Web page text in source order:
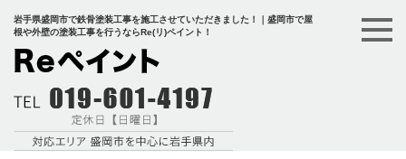
岩手県盛岡市で鉄骨塗装工事を施工させていただきました！｜盛岡市で屋
根や外壁の塗装工事を行うならRe(リ)ペイント！